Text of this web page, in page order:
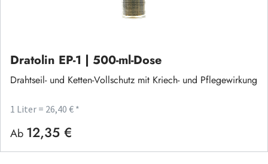
Dratolin EP-1 | 500-ml-Dose
Drahtseil- und Ketten-Vollschutz mit Kriech- und Pflegewirkung
1 Liter = 26,40 € *
Regulärer Preis:
Ab 12,35 €